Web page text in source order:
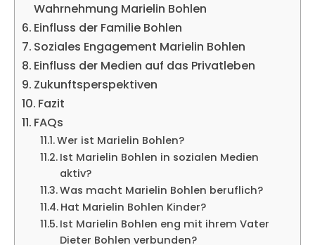
Wahrnehmung Marielin Bohlen
Einfluss der Familie Bohlen
Soziales Engagement Marielin Bohlen
Einfluss der Medien auf das Privatleben
Zukunftsperspektiven
Fazit
FAQs
Wer ist Marielin Bohlen?
Ist Marielin Bohlen in sozialen Medien
aktiv?
Was macht Marielin Bohlen beruflich?
Hat Marielin Bohlen Kinder?
Ist Marielin Bohlen eng mit ihrem Vater
Dieter Bohlen verbunden?